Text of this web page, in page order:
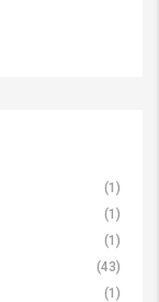
(1)
(1)
(1)
(43)
(1)